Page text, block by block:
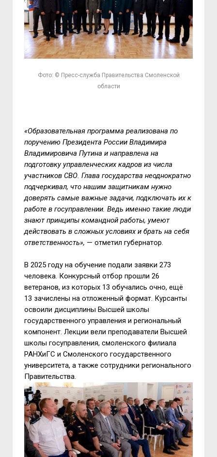
Фото: © Пресс-служба Правительства Смоленской
области
«Образовательная программа реализована по
поручению Президента России Владимира
Владимировича Путина и направлена на
подготовку управленческих кадров из числа
участников СВО. Глава государства неоднократно
подчеркивал, что нашим защитникам нужно
доверять самые важные задачи, подключать их к
работе в госуправлении. Ведь именно такие люди
знают принципы командной работы, умеют
действовать в сложных условиях и брать на себя
ответственность», — отметил губернатор.
В 2025 году на обучение подали заявки 273
человека. Конкурсный отбор прошли 26
ветеранов, из которых 13 обучались очно, ещё
13 зачислены на отложенный формат. Курсанты
освоили дисциплины Высшей школы
государственного управления и региональный
компонент. Лекции вели преподаватели Высшей
школы госуправления, смоленского филиала
РАНХиГС и Смоленского государственного
университета, а также сотрудники регионального
Правительства.